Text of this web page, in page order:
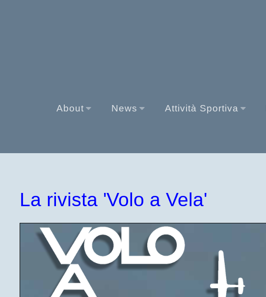
About News Attività Sportiva
La rivista 'Volo a Vela'